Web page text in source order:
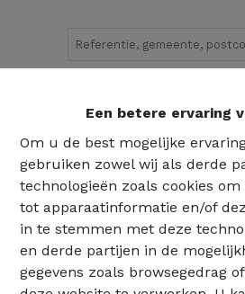
Een betere ervaring
Om u de best mogelijke
gebruiken zowel wij als derde
technologieën zoals cookies
tot apparaatinformatie en/of
in te stemmen met deze
en derde partijen in de
gegevens zoals browsegedrag